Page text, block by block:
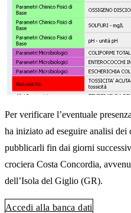
Per verificare l’eventuale
ha iniziato ad eseguire analisi dei
pubblicarli fin dai giorni
crociera Costa Concordia,
dell’Isola del Giglio (GR).
Accedi alla banca dati